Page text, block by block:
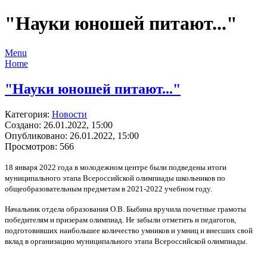
"Науки юношей питают..."
Menu
Home
"Науки юношей питают..."
Категория: Новости
Создано: 26.01.2022, 15:00
Опубликовано: 26.01.2022, 15:00
Просмотров: 566
18 января 2022 года в молодежном центре были подведены итоги
муниципального этапа Всероссийской олимпиады школьников по
общеобразовательным предметам в 2021-2022 учебном году.
Начальник отдела образования О.В. Быбина вручила почетные грамоты
победителям и призерам олимпиад. Не забыли отметить и педагогов,
подготовивших наибольшее количество умников и умниц и внесших свой
вклад в организацию муниципального этапа Всероссийской олимпиады.